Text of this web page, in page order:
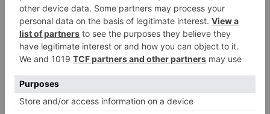
Calor y posibles tormentas en
Burgos durante el eclipse del 12
de agosto
Santiago Lencina, nuevo
temporada 2026/27